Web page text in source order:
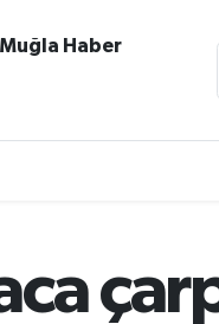
Muğla Haber